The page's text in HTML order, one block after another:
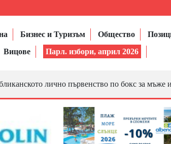
Бизнес и Туризъм Общество
Вицове Парл. избори, април 2026
лично първенство по бокс за